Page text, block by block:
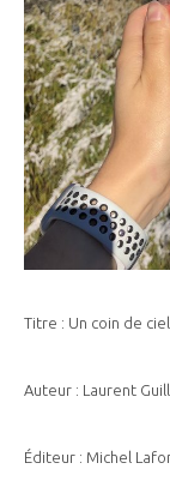
Titre : Un coin de
Auteur : Laurent
Éditeur : Michel